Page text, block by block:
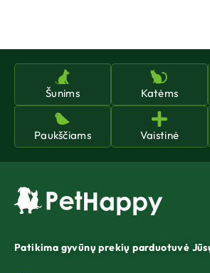
Šunims Katėms
Paukščiams Vaistinė
Patikima gyvūnų prekių parduotuvė